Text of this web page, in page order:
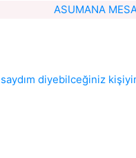
ASUMANA
diyebilceğiniz